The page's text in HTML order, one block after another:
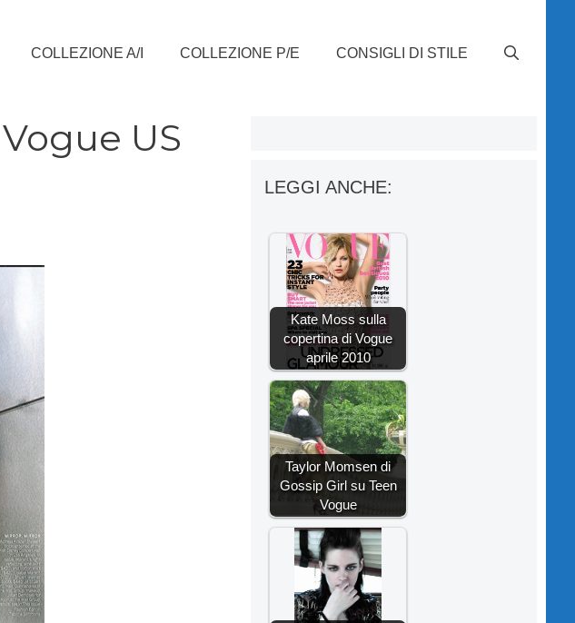
COLLEZIONE A/I COLLEZIONE P/E CONSIGLI DI STILE
US
LEGGI ANCHE:
Kate Moss sulla
copertina di Vogue
aprile 2010
Taylor Momsen di
Gossip Girl su Teen
Vogue